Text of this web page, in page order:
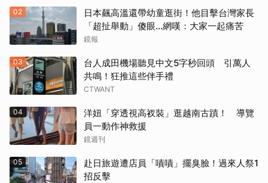
02
日本飆高溫還帶幼童逛街！他目擊台灣家長
「超扯舉動」傻眼...網嘆：大家一起痛苦
鏡報
03
台人成田機場聽見中文5字秒回頭 引萬人
共鳴！狂推這些伴手禮
CTWANT
04
洋妞「穿透視高衩裝」逛越南古蹟！ 導覽
員一動作神救援
鏡週刊
05
赴日旅遊遭店員「嘖嘖」擺臭臉！過來人祭1
招反擊